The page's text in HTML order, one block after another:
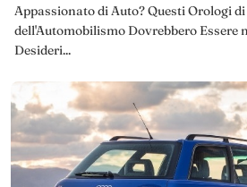
Appassionato di Auto? Questi Orologi
dell'Automobilismo Dovrebbero Essere
Desideri...